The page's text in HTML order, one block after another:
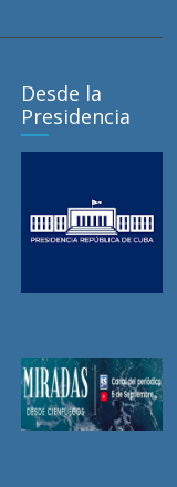
Desde la
Presidencia